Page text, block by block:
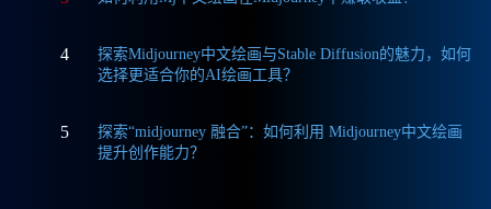
4
探索Midjourney中文绘画与Stable Diffusion的魅力，如何
选择更适合你的AI绘画工具？
5
探索“midjourney 融合”：如何利用 Midjourney中文绘画
提升创作能力？